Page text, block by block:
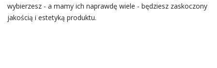
wybierzesz - a mamy ich naprawdę wiele - będziesz zaskoczony
jakością i estetyką produktu.